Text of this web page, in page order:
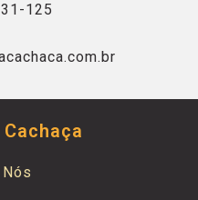
125